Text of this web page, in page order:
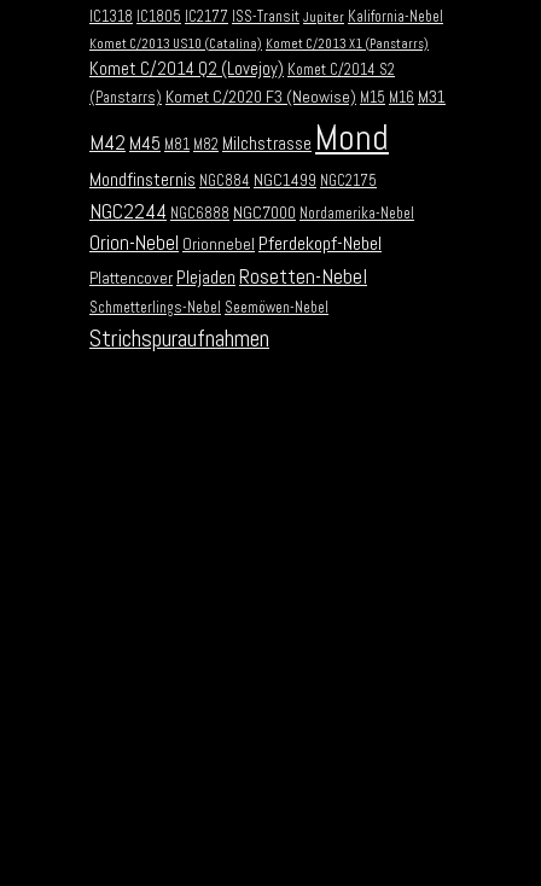
IC1318 IC1805 IC2177 ISS-Transit Jupiter Kalifornia-Nebel
Komet C/2013 US10 (Catalina) Komet C/2013 X1 (Panstarrs)
Komet C/2014 Q2 (Lovejoy) Komet C/2014 S2
(Panstarrs) Komet C/2020 F3 (Neowise) M15 M16 M31
M42 M45 M81 M82 Milchstrasse Mond
Mondfinsternis NGC884 NGC1499 NGC2175
NGC2244 NGC6888 NGC7000 Nordamerika-Nebel
Orion-Nebel Orionnebel Pferdekopf-Nebel
Plattencover Plejaden Rosetten-Nebel
Schmetterlings-Nebel Seemöwen-Nebel
Strichspuraufnahmen